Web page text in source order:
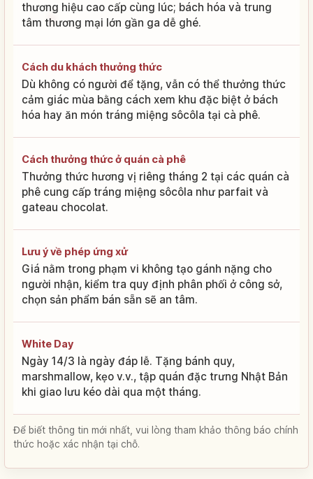
thương hiệu cao cấp cùng lúc; bách hóa và trung
tâm thương mại lớn gần ga dễ ghé.
Cách du khách thưởng thức
Dù không có người để tặng, vẫn có thể thưởng thức
cảm giác mùa bằng cách xem khu đặc biệt ở bách
hóa hay ăn món tráng miệng sôcôla tại cà phê.
Cách thưởng thức ở quán cà phê
Thưởng thức hương vị riêng tháng 2 tại các quán cà
phê cung cấp tráng miệng sôcôla như parfait và
gateau chocolat.
Lưu ý về phép ứng xử
Giá nằm trong phạm vi không tạo gánh nặng cho
người nhận, kiểm tra quy định phân phối ở công sở,
chọn sản phẩm bán sẵn sẽ an tâm.
White Day
Ngày 14/3 là ngày đáp lễ. Tặng bánh quy,
marshmallow, kẹo v.v., tập quán đặc trưng Nhật Bản
khi giao lưu kéo dài qua một tháng.
Để biết thông tin mới nhất, vui lòng tham khảo thông báo chính
thức hoặc xác nhận tại chỗ.